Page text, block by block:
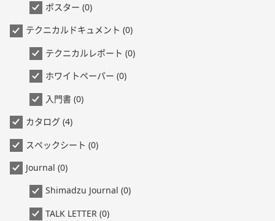
ポスター (0)
テクニカルドキュメント (0)
テクニカルレポート (0)
ホワイトペーパー (0)
入門書 (0)
カタログ (4)
スペックシート (0)
Journal (0)
Shimadzu Journal (0)
TALK LETTER (0)